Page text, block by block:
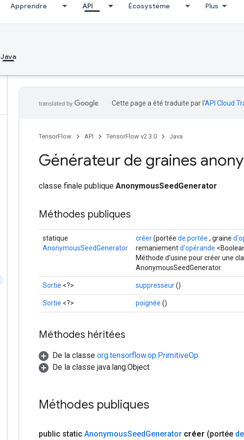
Apprendre API Écosystème Plus
Java
Cette page a été traduite par l'API Cloud
TensorFlow API TensorFlow v2.3.0 Java
Générateur de graines
classe finale publique AnonymousSeedGenerator
Méthodes publiques
statique
AnonymousSeedGenerator
créer(portée de portée , graine
remaniementd'opérande
Méthode d'usine pour créer une
AnonymousSeedGenerator.
Sortie <?> suppresseur()
Sortie <?> poignée ()
Méthodes héritées
De la classe org.tensorflow.op.PrimitiveOp
De la classe java.lang.Object
Méthodes publiques
public static AnonymousSeedGenerator créer (portée